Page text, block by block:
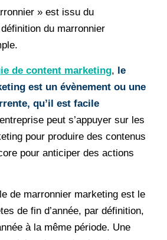
» est issu du
du marronnier
de content marketing, le
est un évènement ou une
qu’il est facile
peut s’appuyer sur les
pour produire des contenus
pour anticiper des actions
de marronnier marketing est le
de fin d’année, par définition,
à la même période. Une